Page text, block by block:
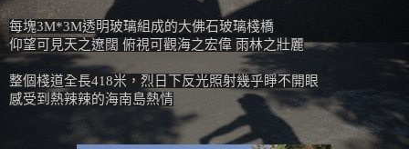
每塊3M*3M透明玻璃組成的大佛石玻璃棧橋
仰望可見天之遼闊 俯視可觀海之宏偉 雨林之壯麗
整個棧道全長418米，烈日下反光照射幾乎睜不開眼
感受到熱辣辣的海南島熱情